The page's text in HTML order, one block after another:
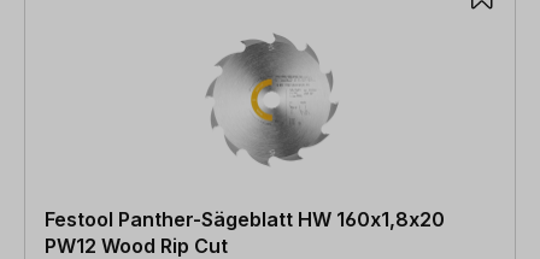
Festool Panther-Sägeblatt HW 160x1,8x20
PW12 Wood Rip Cut